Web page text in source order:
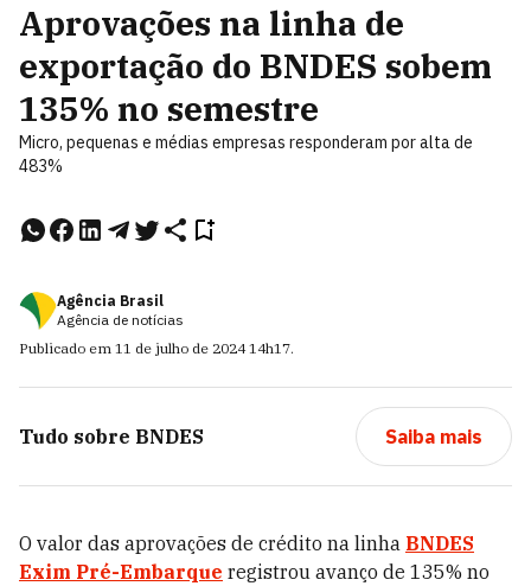
Aprovações na linha de
exportação do BNDES sobem
135% no semestre
Micro, pequenas e médias empresas responderam por alta de
483%
Agência Brasil
Agência de notícias
Publicado em 11 de julho de 2024 14h17.
Tudo sobre BNDES Saiba mais
O valor das aprovações de crédito na linha BNDES
Exim Pré-Embarque registrou avanço de 135% no